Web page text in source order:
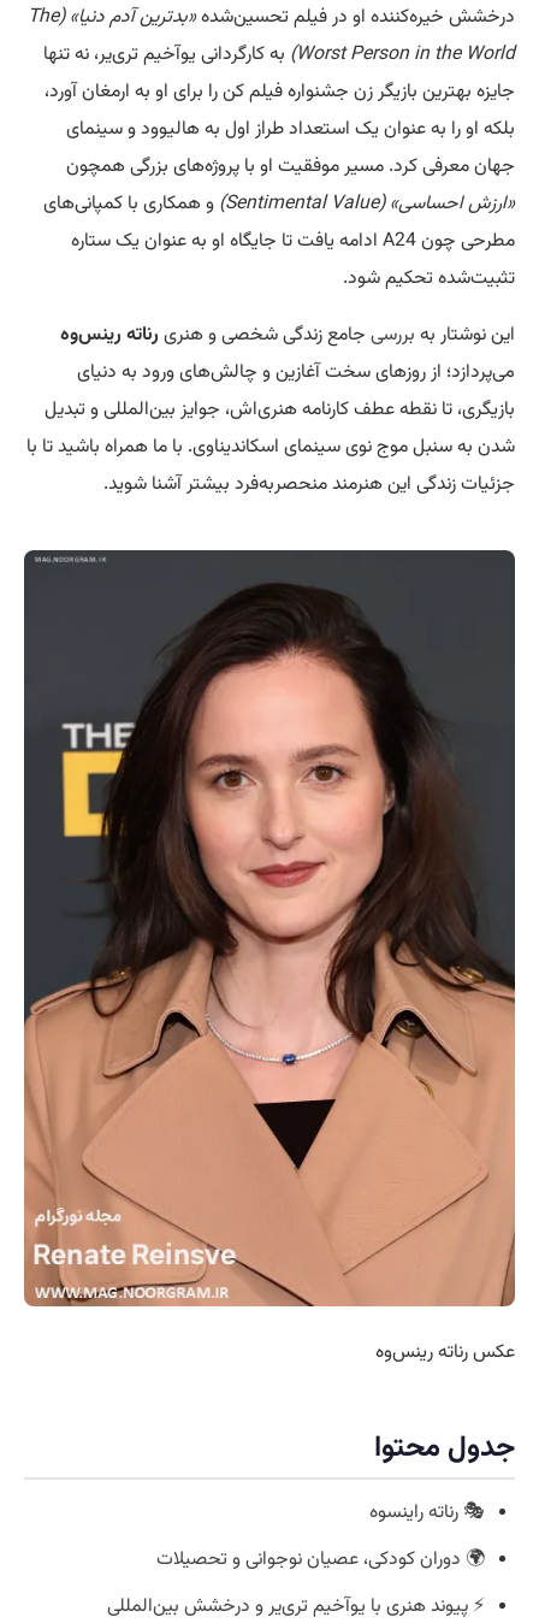
درخشش خیره‌کننده او در فیلم تحسین‌شده
«بدترین آدم دنیا» (The
Worst Person in the World) به کارگردانی یوآخیم تری‌یر، نه تنها
جایزه بهترین بازیگر زن جشنواره فیلم کن را برای او به ارمغان آورد،
بلکه او را به عنوان یک استعداد طراز اول به هالیوود و سینمای
جهان معرفی کرد. مسیر موفقیت او با پروژه‌های بزرگی همچون
«ارزش احساسی» (Sentimental Value)
و همکاری با کمپانی‌های
مطرحی چون A24 ادامه یافت تا جایگاه او به عنوان یک ستاره
تثبیت‌شده تحکیم شود.
این نوشتار به بررسی جامع زندگی شخصی و هنری رناته رینس‌وه
می‌پردازد؛ از روزهای سخت آغازین و چالش‌های ورود به دنیای
بازیگری، تا نقطه عطف کارنامه هنری‌اش، جوایز بین‌المللی و تبدیل
شدن به سنبل موج نوی سینمای اسکاندیناوی. با ما همراه باشید تا با
جزئیات زندگی این هنرمند منحصربه‌فرد بیشتر آشنا شوید.
عکس رناته رینس‌وه
جدول محتوا
🎭 رناته راینسوه
🌍 دوران کودکی، عصیان نوجوانی و تحصیلات
⚡ پیوند هنری با یوآخیم تری‌یر و درخشش بین‌المللی